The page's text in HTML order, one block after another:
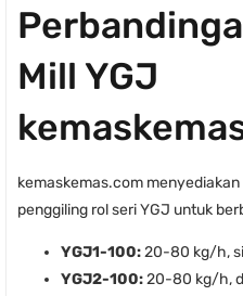
Mill YGJ
kemaskemas.com
penggiling rol seri YGJ untuk
YGJ1-100:20-80 kg/h,
YGJ2-100:20-80 kg/h,